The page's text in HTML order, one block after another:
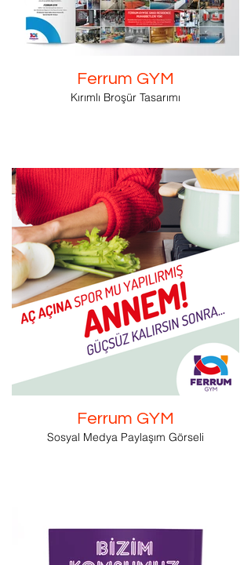
Ferrum GYM
Kırımlı Broşür Tasarımı
Ferrum GYM
Sosyal Medya Paylaşım Görseli